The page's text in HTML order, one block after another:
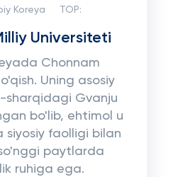
Koreya TOP:
Universiteti
Chonnam
Uning asosiy
sharqidagi Gvanju
bo'lib, ehtimol u
siyosiy faolligi bilan
paytlarda
ruhiga ega.